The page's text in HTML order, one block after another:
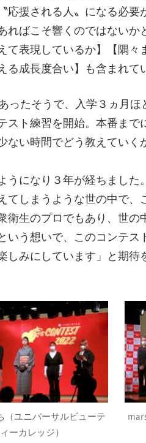
援される人〟になる必要
ればこそ響くのではない
表現しているか】【隅々
成長度合い】も含まれて
ったそうで、入学３ヵ月
ト練習を開始。本番まで
い時間でどう教えていく
になり３年が経ちました
てしまうような世の中で、
衛生のプロでもあり、世の
いう想いで、このコンテ
しみにしています」と期待
（ユニバーサルビューテ
ィーカレッジ）